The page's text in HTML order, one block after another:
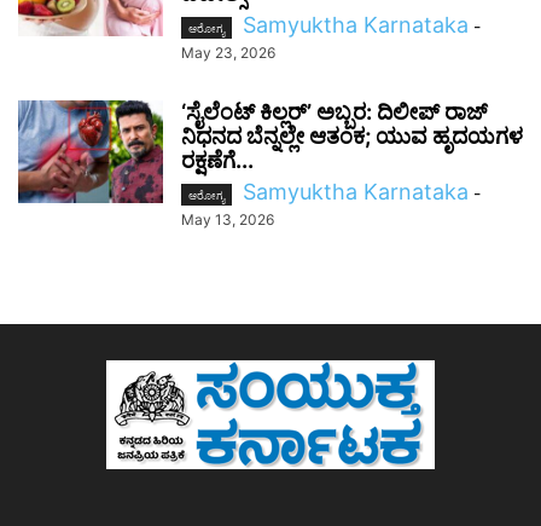
ಆರೋಗ್ಯ Samyuktha Karnataka -
May 23, 2026
‘ಸೈಲೆಂಟ್ ಕಿಲ್ಲರ್’ ಅಬ್ಬರ: ದಿಲೀಪ್ ರಾಜ್
ನಿಧನದ ಬೆನ್ನಲ್ಲೇ ಆತಂಕ; ಯುವ ಹೃದಯಗಳ
ರಕ್ಷಣೆಗೆ...
ಆರೋಗ್ಯ Samyuktha Karnataka -
May 13, 2026